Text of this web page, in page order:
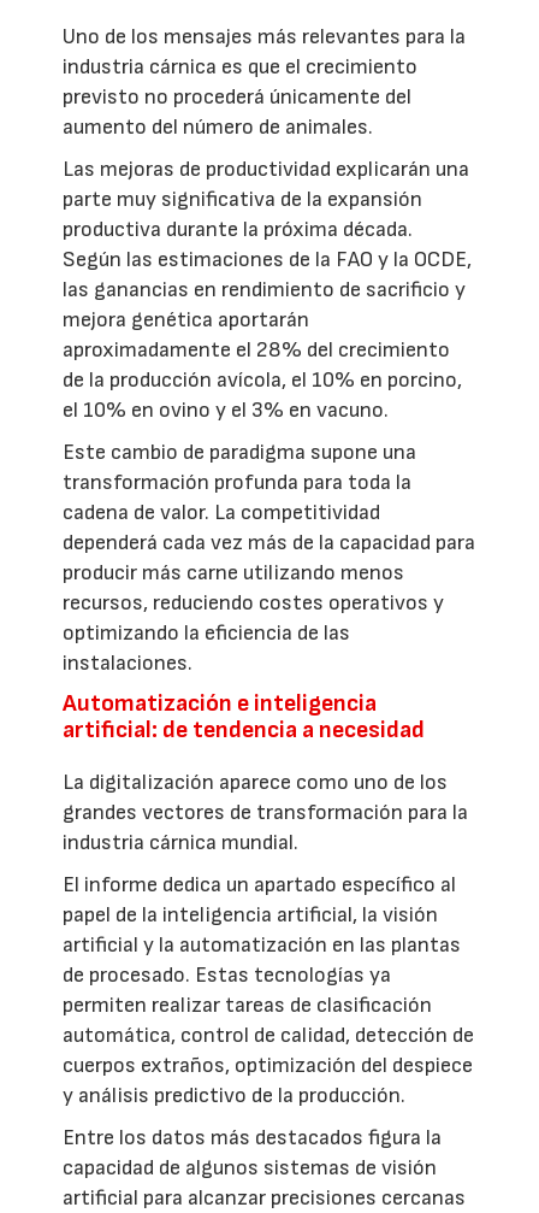
Uno de los mensajes más relevantes para la
industria cárnica es que el crecimiento
previsto no procederá únicamente del
aumento del número de animales.
Las mejoras de productividad explicarán una
parte muy significativa de la expansión
productiva durante la próxima década.
Según las estimaciones de la FAO y la OCDE,
las ganancias en rendimiento de sacrificio y
mejora genética aportarán
aproximadamente el 28% del crecimiento
de la producción avícola, el 10% en porcino,
el 10% en ovino y el 3% en vacuno.
Este cambio de paradigma supone una
transformación profunda para toda la
cadena de valor. La competitividad
dependerá cada vez más de la capacidad para
producir más carne utilizando menos
recursos, reduciendo costes operativos y
optimizando la eficiencia de las
instalaciones.
Automatización e inteligencia
artificial: de tendencia a necesidad
La digitalización aparece como uno de los
grandes vectores de transformación para la
industria cárnica mundial.
El informe dedica un apartado específico al
papel de la inteligencia artificial, la visión
artificial y la automatización en las plantas
de procesado. Estas tecnologías ya
permiten realizar tareas de clasificación
automática, control de calidad, detección de
cuerpos extraños, optimización del despiece
y análisis predictivo de la producción.
Entre los datos más destacados figura la
capacidad de algunos sistemas de visión
artificial para alcanzar precisiones cercanas